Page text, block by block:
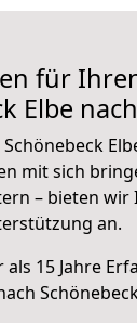
für
Elbe
mit sich
– bieten wir
an.
15 Jahre